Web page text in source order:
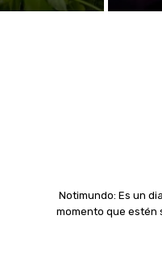
Notimundo: Es un
momento que estén